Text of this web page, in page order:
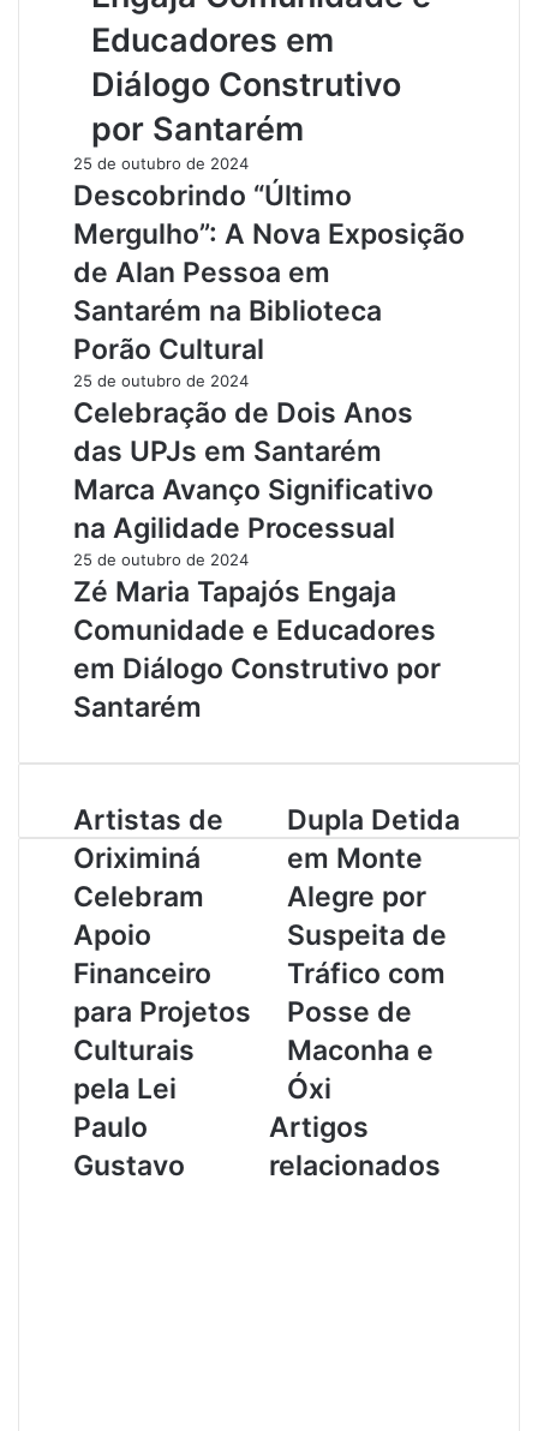
Educadores em
Diálogo Construtivo
por Santarém
25 de outubro de 2024
Descobrindo “Último
Mergulho”: A Nova Exposição
de Alan Pessoa em
Santarém na Biblioteca
Porão Cultural
25 de outubro de 2024
Celebração de Dois Anos
das UPJs em Santarém
Marca Avanço Significativo
na Agilidade Processual
25 de outubro de 2024
Zé Maria Tapajós Engaja
Comunidade e Educadores
em Diálogo Construtivo por
Santarém
A
r
t
i
t
a
s
d
e
O
r
i
x
i
Artistas de
Oriximiná
Celebram
Apoio
Financeiro
para Projetos
Culturais
pela Lei
Paulo
Gustavo
D
u
p
D
e
d
a
e
M
o
Dupla Detida
em Monte
Alegre por
Suspeita de
Tráfico com
Posse de
Maconha e
Óxi
Artigos
relacionados